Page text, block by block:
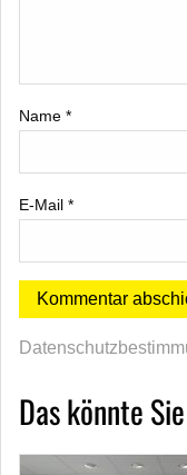
Name *
E-Mail *
Das könnte